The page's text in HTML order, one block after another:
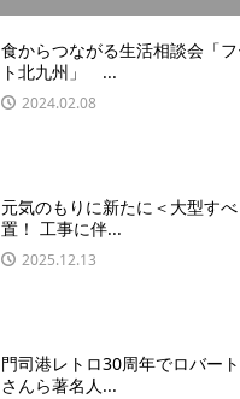
食からつながる生活相談会「
ト北九州」 ...
2024.02.08
元気のもりに新たに＜大型す
置！ 工事に伴...
2025.12.13
門司港レトロ30周年でロバー
さんら著名人...